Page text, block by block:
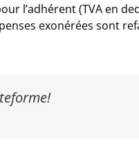
l’adhérent (TVA en
exonérées sont